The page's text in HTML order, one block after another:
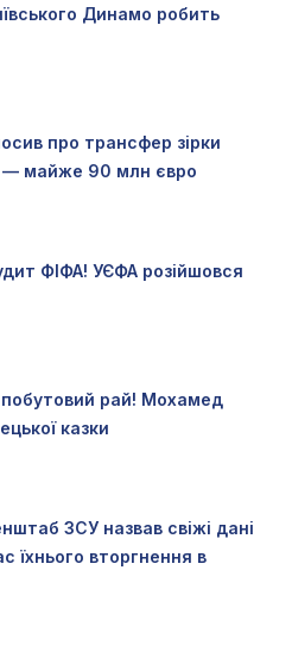
Динамо робить
про трансфер зірки
— майже 90 млн євро
ФІФА! УЄФА розійшовся
побутовий рай! Мохамед
казки
ЗСУ назвав свіжі дані
їхнього вторгнення в